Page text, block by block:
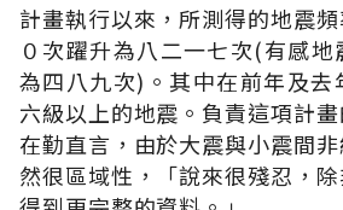
計畫執行以來，所測得的地震
０次躍升為八二一七次(有感
為四八九次)。其中在前年及去
六級以上的地震。負責這項計
在勤直言，由於大震與小震間
然很區域性，「說來很殘忍，